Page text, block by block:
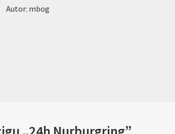
Autor: mbog